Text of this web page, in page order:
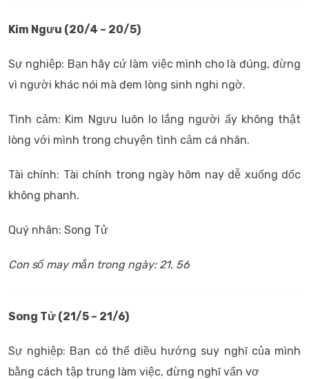
Kim Ngưu (20/4 – 20/5)
Sự nghiệp: Bạn hãy cứ làm việc mình cho là đúng, đừng
vì người khác nói mà đem lòng sinh nghi ngờ.
Tình cảm: Kim Ngưu luôn lo lắng người ấy không thật
lòng với mình trong chuyện tình cảm cá nhân.
Tài chính: Tài chính trong ngày hôm nay dễ xuống dốc
không phanh.
Quý nhân: Song Tử
Con số may mắn trong ngày: 21, 56
Song Tử (21/5 – 21/6)
Sự nghiệp: Bạn có thể điều hướng suy nghĩ của mình
bằng cách tập trung làm việc, đừng nghĩ vẩn vơ